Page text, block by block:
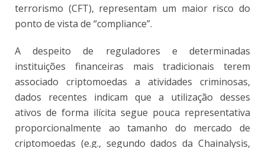
terrorismo (CFT), representam um maior risco do
ponto de vista de “compliance”.
A despeito de reguladores e determinadas
instituições financeiras mais tradicionais terem
associado criptomoedas a atividades criminosas,
dados recentes indicam que a utilização desses
ativos de forma ilícita segue pouca representativa
proporcionalmente ao tamanho do mercado de
criptomoedas (e.g., segundo dados da Chainalysis,